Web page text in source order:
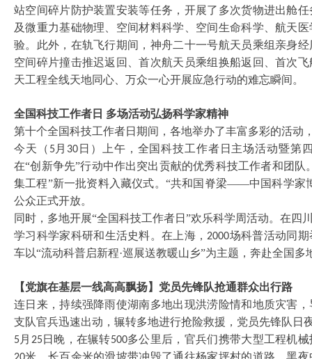
站空间碎片防护装置安装等任务，开展了多次货物进出舱
及微重力基础物理、空间材料科学、空间生命科学、航天
验。此外，在轨飞行期间，神舟二十一号航天员乘组亲身
空间碎片撞击推迟返回、首次航天员乘组换船返回、首次
天工程全线天地同心、万众一心开展应急行动的难忘瞬间。
全国科技工作者日 多场活动弘扬科学家精神
第十个全国科技工作者日期间，各地举办了丰富多彩的活动
今天（ 5月 30 日）上午，全国科技工作者日主场活动暨第
在“创新争先”行动中作出突出贡献的优秀科技工作者和团
集工程”新一批资料入藏仪式。“共和国脊梁——中国科学家
公众正式开放。
同时，多地开展“全国科技工作者日”欢乐科学周活动。在四
学习科学家科研和生活史料。在上海， 2000场科普活动同
车以“流动科普启新程·巡展送教暖山乡”为主题，奔赴全国
【党旗在基层一线高高飘扬】党员先锋队抢通群众出行路
连日来，持续强降雨使湖南多地出现洪涝险情和地质灾害
支队官兵迅速出动，辗转多地进行抢险救援，党员先锋队日
5月 25日晚，在辗转500多公里后，官兵们携带大型工程机
米、长百余米的滑坡带冲毁了通往杨家坪村的道路。黑